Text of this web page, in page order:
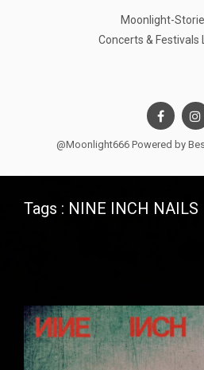
Moonlight-
Concerts & Festivals
@Moonlight666 Powered by
Tags : NINE INCH NAILS